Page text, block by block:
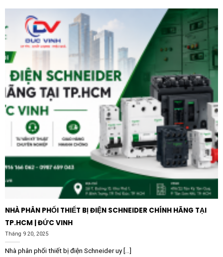
NHÀ PHÂN PHỐI THIẾT BỊ ĐIỆN SCHNEIDER CHÍNH HÃNG TẠI
TP.HCM | ĐỨC VINH
Tháng 9 20, 2025
Nhà phân phối thiết bị điện Schneider uy [...]